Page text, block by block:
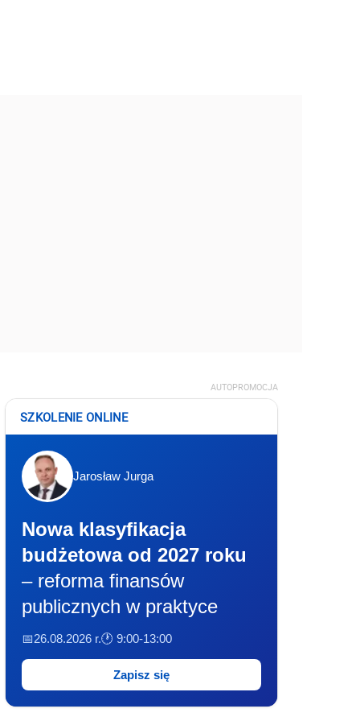
AUTOPROMOCJA
SZKOLENIE ONLINE
Jarosław Jurga
Nowa klasyfikacja
budżetowa od 2027 roku
– reforma finansów
publicznych w praktyce
📅26.08.2026 r.🕐 9:00-13:00
Zapisz się